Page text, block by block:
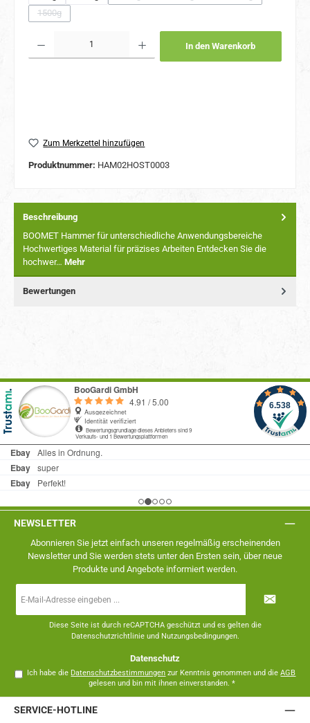
1500g
(Diese Option ist zurzeit nicht verfügbar.)
In den Warenkorb
Zum Merkzettel hinzufügen
Produktnummer: HAM02HOST0003
Beschreibung
BOOMET Hammer für unterschiedliche Anwendungsbereiche
Hochwertiges Material für präzises Arbeiten Entdecken Sie die
hochwer… Mehr
Bewertungen
NEWSLETTER
Abonnieren Sie jetzt einfach unseren regelmäßig erscheinenden
Newsletter und Sie werden stets unter den Ersten sein, über neue
Produkte und Angebote informiert werden.
Mail-
Diese Seite ist durch reCAPTCHA geschützt und es gelten die
Datenschutzrichtlinieund Nutzungsbedingungen.
Datenschutz
Ich habe die Datenschutzbestimmungen zur Kenntnis genommen und dieAGB
gelesen und bin mit ihnen einverstanden. *
SERVICE-HOTLINE